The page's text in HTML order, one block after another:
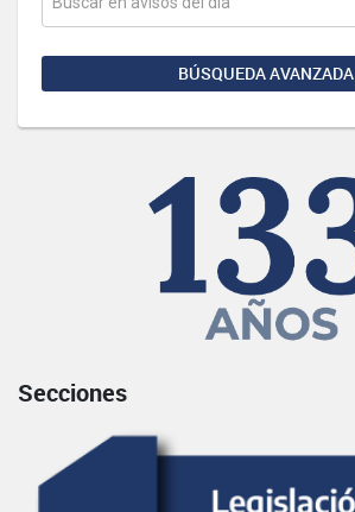
BÚSQUEDA AVANZADA
Secciones